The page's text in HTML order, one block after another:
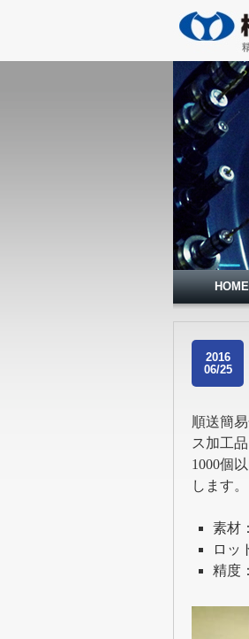
HOME
2016
06/25
順送簡
ス加工
1000個
します。
素材
ロッ
精度